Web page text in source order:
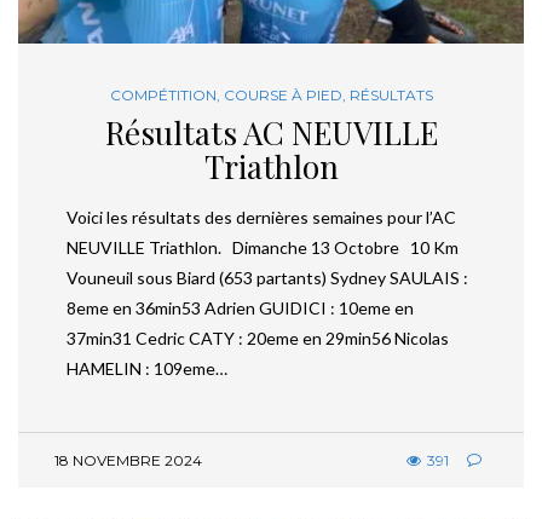
COMPÉTITION COURSE À PIED RÉSULTATS
Résultats AC NEUVILLE
Triathlon
Voici les résultats des dernières semaines pour l’AC
NEUVILLE Triathlon. Dimanche 13 Octobre 10 Km
Vouneuil sous Biard (653 partants) Sydney SAULAIS :
8eme en 36min53 Adrien GUIDICI : 10eme en
37min31 Cedric CATY : 20eme en 29min56 Nicolas
HAMELIN : 109eme…
18 NOVEMBRE 2024 391